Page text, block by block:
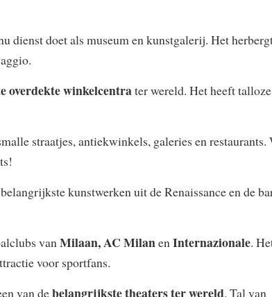
dienst doet als museum en kunstgalerij. Het
overdekte winkelcentrater wereld. Het heeft
straatjes, antiekwinkels, galeries en restaurants.
kunstwerken uit de Renaissance en de
vanMilaan, AC MilanenInternazionale.
voor sportfans.
van debelangrijkste theaters ter wereld. Tal van